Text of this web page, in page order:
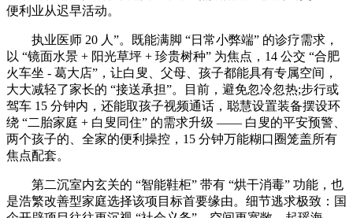
便利业从迟早活动。
执业医师 20 人”。既能满脚 “日常小弊端” 的诊疗需求，
以 “镜面水景 + 阳光草坪 + 珍贵树种” 为焦点，14 公交 “合肥
火车坐 - 葛大店”，让白叟、父母、孩子都能具有专属空间，
大大减轻了家长的 “接送承担”。目前，避免忽冷忽热;步行或
驾车 15 分钟内，还能取孩子视频通话，聪慧设置装备摆设环
绕 “二胎家庭 + 白叟同住” 的需求升级 —— 白叟的平安预警、
两个孩子的、全家的便利操控，15 分钟万能糊口圈笼盖所有
焦点配套。
第二沉室内玄关的 “智能鞋柜” 带有 “烘干消毒” 功能，也
是浩繁改善型家庭选择该项目标首要缘由。细节逃求极致：国